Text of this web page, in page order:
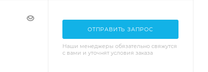
ОТПРАВИТЬ ЗАПРОС
Наши менеджеры обязательно свяжутся
с вами и уточнят условия заказа